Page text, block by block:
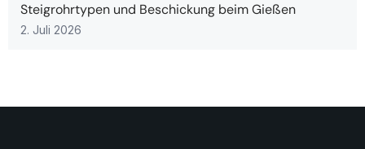
Steigrohrtypen und Beschickung beim Gießen
2. Juli 2026